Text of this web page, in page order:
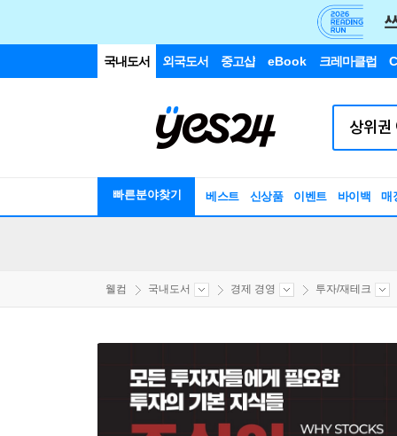
국내도서 외국도서 중고샵 eBook 크레마클럽
빠른분야찾기 베스트 신상품 이벤트 바이백 매
웰컴 국내도서 경제 경영 투자/재테크